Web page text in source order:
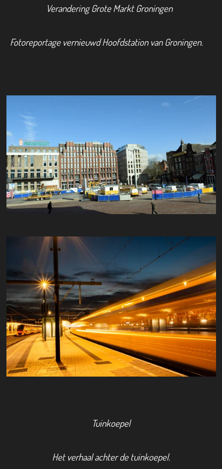
Verandering Grote Markt Groningen
Fotoreportage vernieuwd Hoofdstation van Groningen.
Tuinkoepel
Het verhaal achter de tuinkoepel.